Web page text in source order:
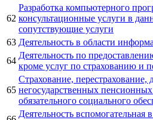
62
Разработка компьютерного
консультационные услуги в
сопутствующие услуги
63 Деятельность в области
64
Деятельность по
кроме услуг по страхованию и
65
Страхование, перестрахование,
негосударственных
обязательного социального
Деятельность вспомогательная